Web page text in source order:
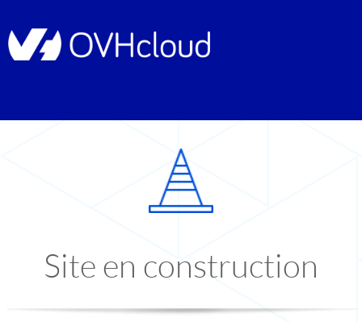
Site en construction